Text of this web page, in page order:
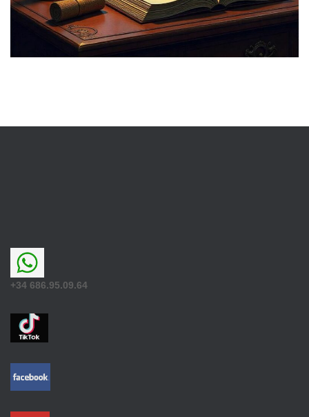
+34 686.95.09.64